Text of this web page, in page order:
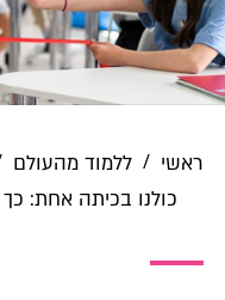
ראשי / ללמוד מהעולם
כולנו בכיתה אחת: